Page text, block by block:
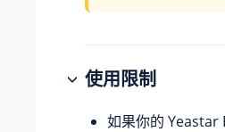
使用限制
如果你的 Yeastar